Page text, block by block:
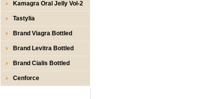
Kamagra Oral Jelly Vol-2
Tastylia
Brand Viagra Bottled
Brand Levitra Bottled
Brand Cialis Bottled
Cenforce